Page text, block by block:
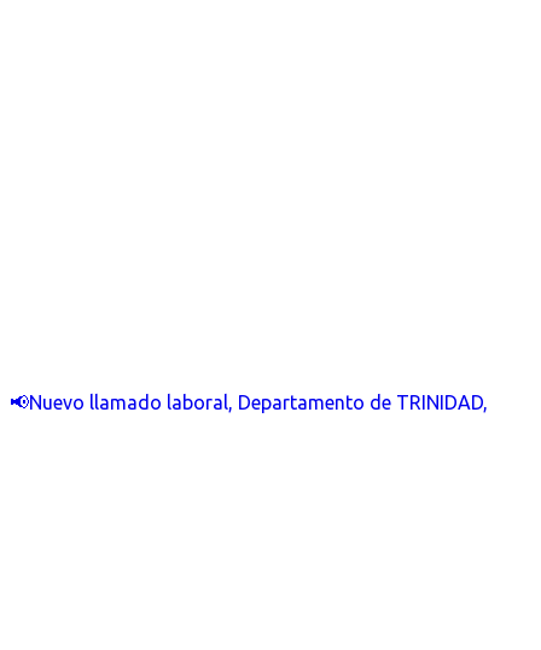
📢Nuevo llamado laboral, Departamento de TRINIDAD,